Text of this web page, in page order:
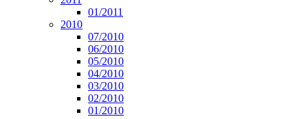
01/2011
2010
07/2010
06/2010
05/2010
04/2010
03/2010
02/2010
01/2010